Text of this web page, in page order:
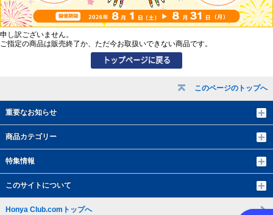
このページのトップへ
重要なお知らせ
商品カテゴリー
特集情報
このサイトについて
申し訳ございません。
ご指定の商品は販売終了か、ただ今お取扱いできない商品です。
Honya Club.comトップへ